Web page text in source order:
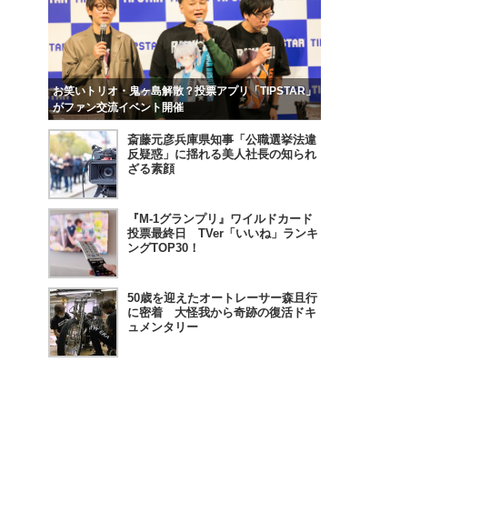
お笑いトリオ・鬼ヶ島解散？投票アプリ「TIPSTAR」
がファン交流イベント開催
斎藤元彦兵庫県知事「公職選挙法違
反疑惑」に揺れる美人社長の知られ
ざる素顔
『M-1グランプリ』ワイルドカード
投票最終日 TVer「いいね」ランキ
ングTOP30！
50歳を迎えたオートレーサー森且行
に密着 大怪我から奇跡の復活ドキ
ュメンタリー